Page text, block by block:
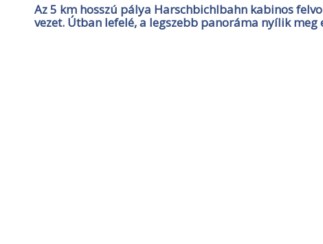
Az 5 km hosszú pálya Harschbichlbahn kabinos
vezet. Útban lefelé, a legszebb panoráma nyílik